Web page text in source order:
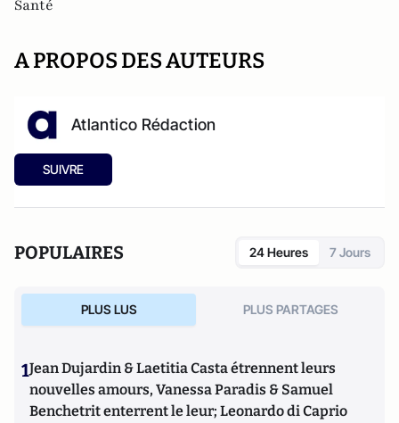
Santé
A PROPOS DES AUTEURS
Atlantico Rédaction
SUIVRE
POPULAIRES 24 Heures 7 Jours
PLUS LUS PLUS PARTAGES
1Jean Dujardin & Laetitia Casta étrennent leurs
nouvelles amours, Vanessa Paradis & Samuel
Benchetrit enterrent le leur; Leonardo di Caprio